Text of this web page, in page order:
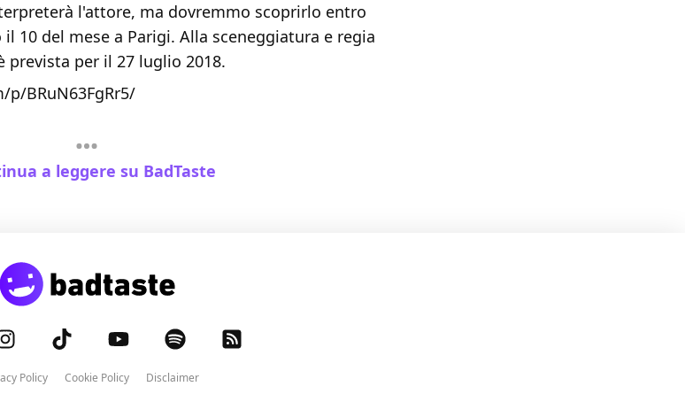
l'attore, ma dovremmo scoprirlo entro
10 del mese a Parigi. Alla sceneggiatura e regia
prevista per il 27 luglio 2018.
BRuN63FgRr5/
a leggere su BadTaste
Policy Cookie Policy Disclaimer